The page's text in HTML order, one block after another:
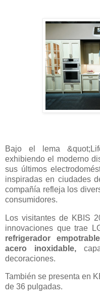
Bajo el lema
exhibiendo el moderno
sus últimos
inspiradas en ciudades
compañía refleja los
consumidores.
Los visitantes de KBIS
innovaciones que trae
refrigerador
acero inoxidable,
decoraciones.
También se presenta en
de 36 pulgadas.